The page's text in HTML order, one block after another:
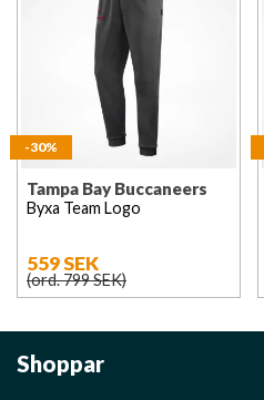
-30%
Tampa Bay Buccaneers
Byxa Team Logo
559 SEK
(ord. 799 SEK)
Shoppar